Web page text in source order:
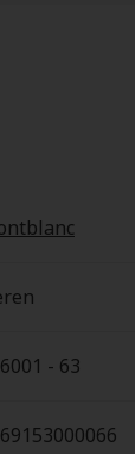
- 63